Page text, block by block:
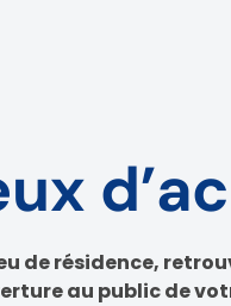
de résidence,
au public de